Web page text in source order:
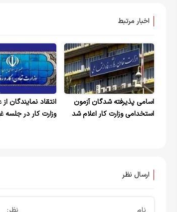
اخبار مرتبط
اسامی پذیرفته شدگان آزمون
استخدامی وزارت کار اعلام شد
انتقاد نمایندگان از
وزارت کار در جلسه
ارسال نظر